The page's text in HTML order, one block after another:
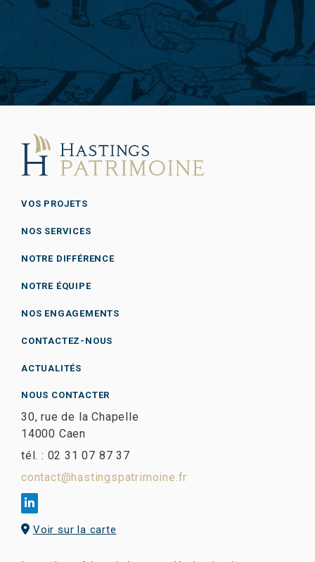
VOS PROJETS
NOS SERVICES
NOTRE DIFFÉRENCE
NOTRE ÉQUIPE
NOS ENGAGEMENTS
CONTACTEZ-NOUS
ACTUALITÉS
NOUS CONTACTER
30, rue de la Chapelle
14000 Caen
tél. : 02 31 07 87 37
contact@hastingspatrimoine.fr
Voir sur la carte